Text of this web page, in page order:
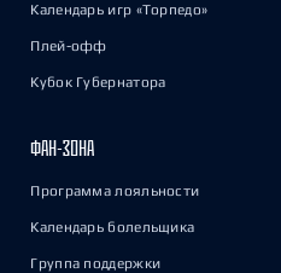
Календарь игр «Торпедо»
Плей-офф
Кубок Губернатора
ФАН-ЗОНА
Программа лояльности
Календарь болельщика
Группа поддержки